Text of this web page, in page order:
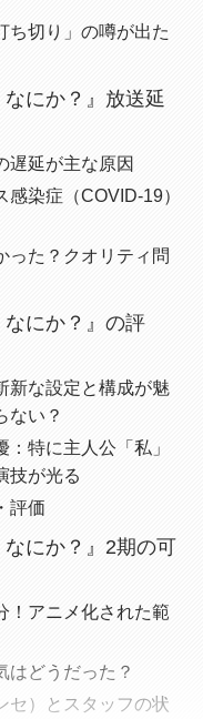
ち切り」の噂が出た
にか？』放送延
遅延が主な原因
染症（COVID-19）
った？クオリティ問
にか？』の評
新な設定と構成が魅
ない？
特に主人公「私」
技が光る
評価
にか？』2期の可
！アニメ化された範
はどうだった？
セ）とスタッフの状